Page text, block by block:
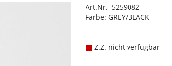
Art.Nr. 5259082
Farbe: GREY/BLACK
Z.Z. nicht verfügbar